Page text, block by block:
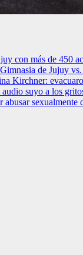
con más de 450
de Jujuy
Kirchner:
suyo a los
sexualmente